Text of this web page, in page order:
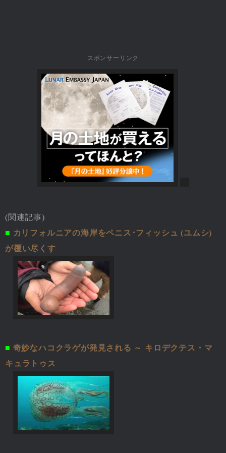
スポンサーリンク
(関連記事)
■ カリフォルニアの海岸をペニス･フィッシュ (ユムシ)
が覆い尽くす
■ 奇妙なハコクラゲが発見される ～ キロデクテス・マ
キュラトゥス